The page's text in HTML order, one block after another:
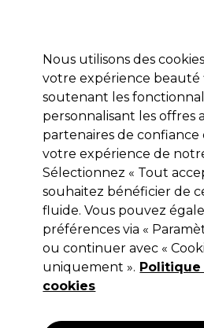
Marques Bons plans Coiffure
Livraison et
lire la
Retinol
Retinol Correcteur de
Foncées Vitamine C
(0)
14,99 €Hors TVA
Nous utilisons des
votre expérience
soutenant les
personnalisant les offres
partenaires de
votre expérience de
Sélectionnez « Tout
souhaitez bénéficier de
fluide. Vous pouvez
préférences via «
ou continuer avec «
uniquement ». Politique
cookies